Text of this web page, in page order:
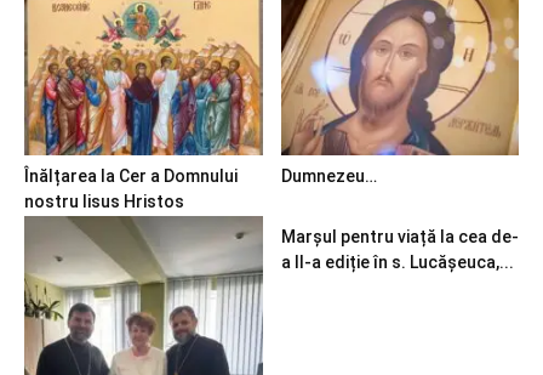
Înălțarea la Cer a Domnului
nostru Iisus Hristos
Dumnezeu…
Marșul pentru viață la cea de-
a II-a ediție în s. Lucășeuca,...